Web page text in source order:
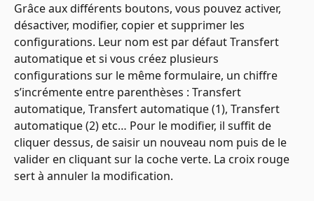
Grâce aux différents boutons, vous pouvez activer,
désactiver, modifier, copier et supprimer les
configurations. Leur nom est par défaut Transfert
automatique et si vous créez plusieurs
configurations sur le même formulaire, un chiffre
s’incrémente entre parenthèses : Transfert
automatique, Transfert automatique (1), Transfert
automatique (2) etc… Pour le modifier, il suffit de
cliquer dessus, de saisir un nouveau nom puis de le
valider en cliquant sur la coche verte. La croix rouge
sert à annuler la modification.